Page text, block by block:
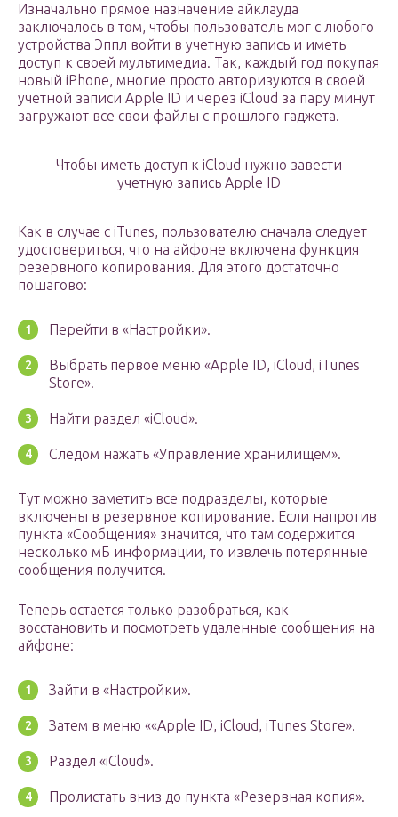
Изначально прямое назначение айклауда
заключалось в том, чтобы пользователь мог с любого
устройства Эппл войти в учетную запись и иметь
доступ к своей мультимедиа. Так, каждый год покупая
новый iPhone, многие просто авторизуются в своей
учетной записи Apple ID и через iCloud за пару минут
загружают все свои файлы с прошлого гаджета.
Чтобы иметь доступ к iCloud нужно завести
учетную запись Apple ID
Как в случае с iTunes, пользователю сначала следует
удостовериться, что на айфоне включена функция
резервного копирования. Для этого достаточно
пошагово:
Перейти в «Настройки».
Выбрать первое меню «Apple ID, iCloud, iTunes
Store».
Найти раздел «iCloud».
Следом нажать «Управление хранилищем».
Тут можно заметить все подразделы, которые
включены в резервное копирование. Если напротив
пункта «Сообщения» значится, что там содержится
несколько мБ информации, то извлечь потерянные
сообщения получится.
Теперь остается только разобраться, как
восстановить и посмотреть удаленные сообщения на
айфоне:
Зайти в «Настройки».
Затем в меню ««Apple ID, iCloud, iTunes Store».
Раздел «iCloud».
Пролистать вниз до пункта «Резервная копия».